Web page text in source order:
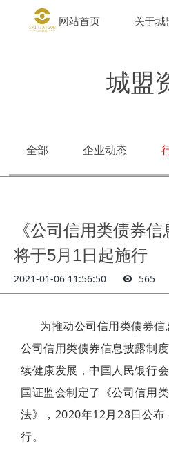
网站首页 关于城
城盟
全部 企业动态
《公司信用类债券信
将于5月1日起施行
2021-01-06 11:56:50 565
为推动公司信用类债券
公司信用类债券信息披露制
续健康发展，中国人民银行
国证监会制定了《公司信用
法》， 2020年12月28日公布
行。